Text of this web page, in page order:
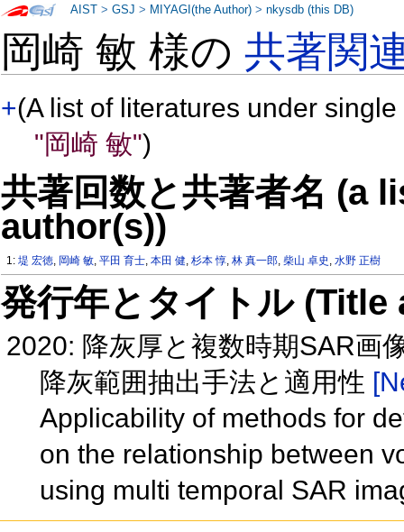
岡崎 敏 様の共著関
+(A list of literatures under
"岡崎 敏")
共著回数と共著者名 (a
author(s))
1:堤 宏徳, 岡崎 敏,平田 育士,本田 健,杉本 惇,林 真一郎,柴山 卓史 ,水野 正樹
発行年とタイトル
2020: 降灰厚と複数時期SAR画
降灰範囲抽出手法と適用性
Applicability of methods for
on the relationship between
using multi temporal SAR
AIST >GSJ > MIYAGI(the Author) >nkysdb (this DB)